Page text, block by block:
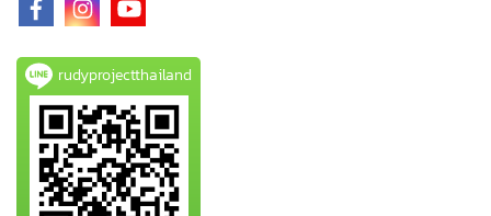
rudyprojectthailand